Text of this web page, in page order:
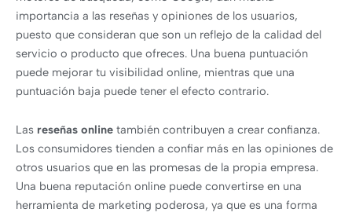
importancia a las reseñas y opiniones de los usuarios,
puesto que consideran que son un reflejo de la calidad del
servicio o producto que ofreces. Una buena puntuación
puede mejorar tu visibilidad online, mientras que una
puntuación baja puede tener el efecto contrario.
Las reseñas online también contribuyen a crear confianza.
Los consumidores tienden a confiar más en las opiniones de
otros usuarios que en las promesas de la propia empresa.
Una buena reputación online puede convertirse en una
herramienta de marketing poderosa, ya que es una forma